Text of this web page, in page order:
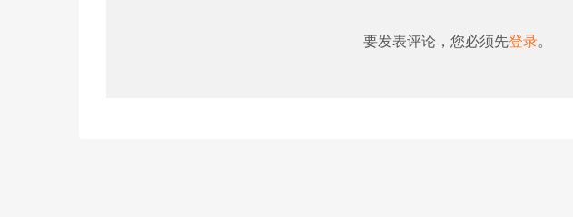
要发表评论，您必须先登录。